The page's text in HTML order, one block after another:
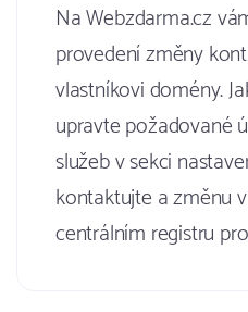
Na Webzdarma.cz
provedení změny
vlastníkovi domény.
upravte požadované
služeb v sekci
kontaktujte a změnu
centrálním registru